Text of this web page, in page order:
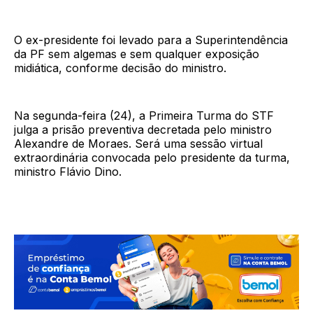
O ex-presidente foi levado para a Superintendência
da PF sem algemas e sem qualquer exposição
midiática, conforme decisão do ministro.
Na segunda-feira (24), a Primeira Turma do STF
julga a prisão preventiva decretada pelo ministro
Alexandre de Moraes. Será uma sessão virtual
extraordinária convocada pelo presidente da turma,
ministro Flávio Dino.